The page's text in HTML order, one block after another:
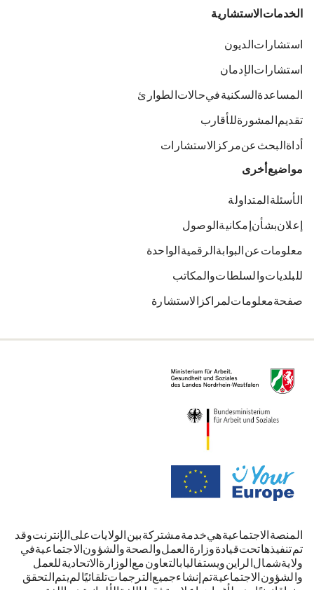
الخدمات الاستشارية
استشارات الديون
استشارات الإدمان
المساعدة السكنية في حالات الطوارئ
تقديم المشورة للأقارب
أداة البحث عن مركز الاستشارات
مواضيع أخرى
الأسئلة المتداولة
إعلان بشأن إمكانية الوصول
معلومات عن البوابة الرقمية الواحدة
للبلديات والسلطات والمكاتب
صفحة معلومات لمراكز الاستشارة
المنصة الاجتماعية هي خدمة مشتركة بين الولايات على الإنترنت. وقد
تم تنفيذها تحت قيادة وزارة العمل والصحة والشؤون الاجتماعية في
ولاية شمال الراين-ويستفاليا بالتعاون مع الوزارة الاتحادية للعمل
والشؤون الاجتماعية. تم إنشاء جميع الترجمات تلقائيًا. لم يتم التحقق